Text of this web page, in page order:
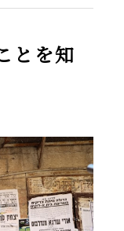
とを知